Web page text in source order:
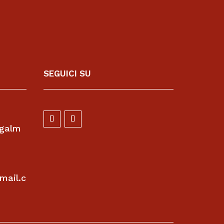
SEGUICI SU